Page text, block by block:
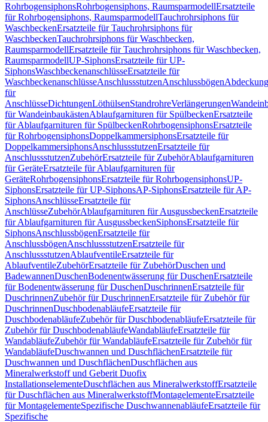
RohrbogensiphonsRohrbogensiphons, RaumsparmodellErsatzteile
für Rohrbogensiphons, RaumsparmodellTauchrohrsiphons für
WaschbeckenErsatzteile für Tauchrohrsiphons für
WaschbeckenTauchrohrsiphons für Waschbecken,
RaumsparmodellErsatzteile für Tauchrohrsiphons für Waschbecken,
RaumsparmodellUP-SiphonsErsatzteile für UP-
SiphonsWaschbeckenanschlüsseErsatzteile für
WaschbeckenanschlüsseAnschlussstutzenAnschlussbögen
für
AnschlüsseDichtungenLöthülsenStandrohreVerlängerungen
für WandeinbaukästenAblaufgarnituren für SpülbeckenErsatzteile
für Ablaufgarnituren für SpülbeckenRohrbogensiphonsErsatzteile
für RohrbogensiphonsDoppelkammersiphonsErsatzteile für
DoppelkammersiphonsAnschlussstutzenErsatzteile für
AnschlussstutzenZubehörErsatzteile für ZubehörAblaufgarnituren
für GeräteErsatzteile für Ablaufgarnituren für
GeräteRohrbogensiphonsErsatzteile für RohrbogensiphonsUP-
SiphonsErsatzteile für UP-SiphonsAP-SiphonsErsatzteile für AP-
SiphonsAnschlüsseErsatzteile für
AnschlüsseZubehörAblaufgarnituren für AusgussbeckenErsatzteile
für Ablaufgarnituren für AusgussbeckenSiphonsErsatzteile für
SiphonsAnschlussbögenErsatzteile für
AnschlussbögenAnschlussstutzenErsatzteile für
AnschlussstutzenAblaufventileErsatzteile für
AblaufventileZubehörErsatzteile für ZubehörDuschen und
BadewannenDuschenBodenentwässerung für DuschenErsatzteile
für Bodenentwässerung für DuschenDuschrinnenErsatzteile für
DuschrinnenZubehör für DuschrinnenErsatzteile für Zubehör für
DuschrinnenDuschbodenabläufeErsatzteile für
DuschbodenabläufeZubehör für DuschbodenabläufeErsatzteile für
Zubehör für DuschbodenabläufeWandabläufeErsatzteile für
WandabläufeZubehör für WandabläufeErsatzteile für Zubehör für
WandabläufeDuschwannen und DuschflächenErsatzteile für
Duschwannen und DuschflächenDuschflächen aus
Mineralwerkstoff und Geberit Duofix
InstallationselementeDuschflächen aus MineralwerkstoffErsatzteile
für Duschflächen aus MineralwerkstoffMontagelementeErsatzteile
für MontagelementeSpezifische DuschwannenabläufeErsatzteile für
Spezifische